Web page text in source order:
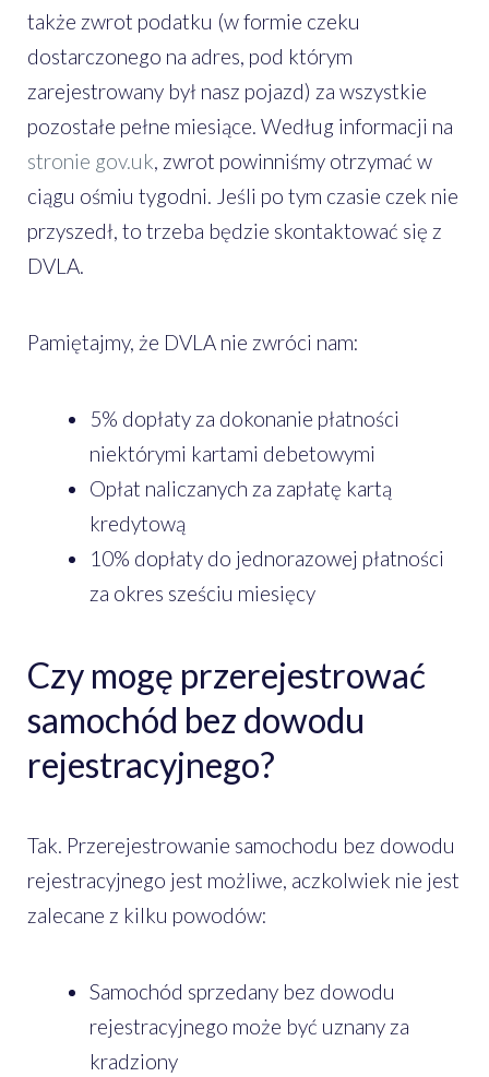
także zwrot podatku (w formie czeku
dostarczonego na adres, pod którym
zarejestrowany był nasz pojazd) za wszystkie
pozostałe pełne miesiące. Według informacji na
stronie gov.uk , zwrot powinniśmy otrzymać w
ciągu ośmiu tygodni. Jeśli po tym czasie czek nie
przyszedł, to trzeba będzie skontaktować się z
DVLA.
Pamiętajmy, że DVLA nie zwróci nam:
5% dopłaty za dokonanie płatności
niektórymi kartami debetowymi
Opłat naliczanych za zapłatę kartą
kredytową
10% dopłaty do jednorazowej płatności
za okres sześciu miesięcy
Czy mogę przerejestrować
samochód bez dowodu
rejestracyjnego?
Tak. Przerejestrowanie samochodu bez dowodu
rejestracyjnego jest możliwe, aczkolwiek nie jest
zalecane z kilku powodów:
Samochód sprzedany bez dowodu
rejestracyjnego może być uznany za
kradziony